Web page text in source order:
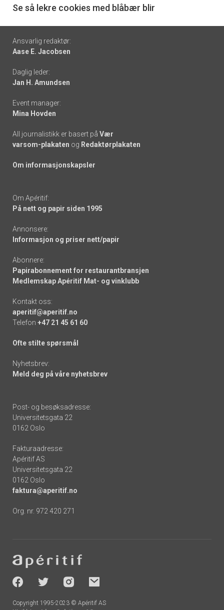
6
Se så lekre cookies med blåbær blir
Footer
-
links
Ansvarlig redaktør:
Aase E. Jacobsen
Daglig leder:
Jan H. Amundsen
Event manager:
Mina Hovden
All journalistikk er basert på Vær
varsom-plakaten og Redaktørplakaten
Om informasjonskapsler
Om Apéritif:
På nett og papir siden 1995
Annonsere:
Informasjon og priser nett/papir
Abonnere:
Papirabonnement for restaurantbransjen
Medlemskap Apéritif Mat- og vinklubb
Kontakt oss:
aperitif@aperitif.no
Telefon +47 21 45 61 60
Ofte stilte spørsmål
Nyhetsbrev:
Meld deg på våre nyhetsbrev
Post- og besøksadresse:
Universitetsgata 22
0162 Oslo
Fakturaadresse:
Apéritif AS
Universitetsgata 22
0162 Oslo
faktura@aperitif.no
Org. nr. 972 420 271
-
socials
Copyright 1995-2023 © Apéritif AS